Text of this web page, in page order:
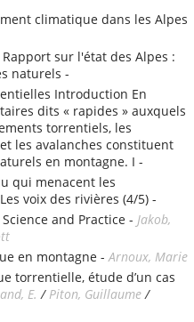
climatique dans les Alpes
sur l'état des Alpes :
naturels -
Introduction En
dits « rapides » auxquels
torrentiels, les
les avalanches constituent
en montagne. I -
qui menacent les
voix des rivières (4/5) -
and Practice - Jakob,
en montagne -Arnoux, Marie
torrentielle, étude d’un cas
E. / Piton, Guillaume/